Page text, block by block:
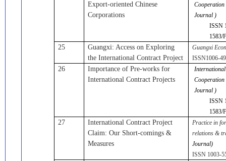
Export-oriented Chinese
Corporations
Journal )
ISSN
1583/F
25
Guangxi: Access on Exploring
the International Contract Project
Guangxi
ISSN1006-
26
Importance of Pre-works for
International Contract Projects
Journal )
ISSN
1583/F
27
International Contract Project
Claim: Our Short-comings &
Measures
Practice in
relations &
Journal)
ISSN 1003-